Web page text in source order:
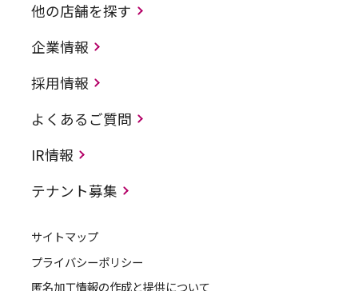
他の店舗を探す
企業情報
採用情報
よくあるご質問
IR情報
テナント募集
サイトマップ
プライバシーポリシー
匿名加工情報の作成と提供について